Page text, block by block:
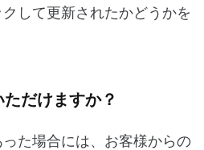
して更新されたかどうかを
だけますか？
た場合には、お客様からの